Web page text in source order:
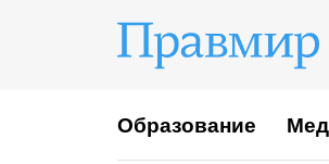
Образование